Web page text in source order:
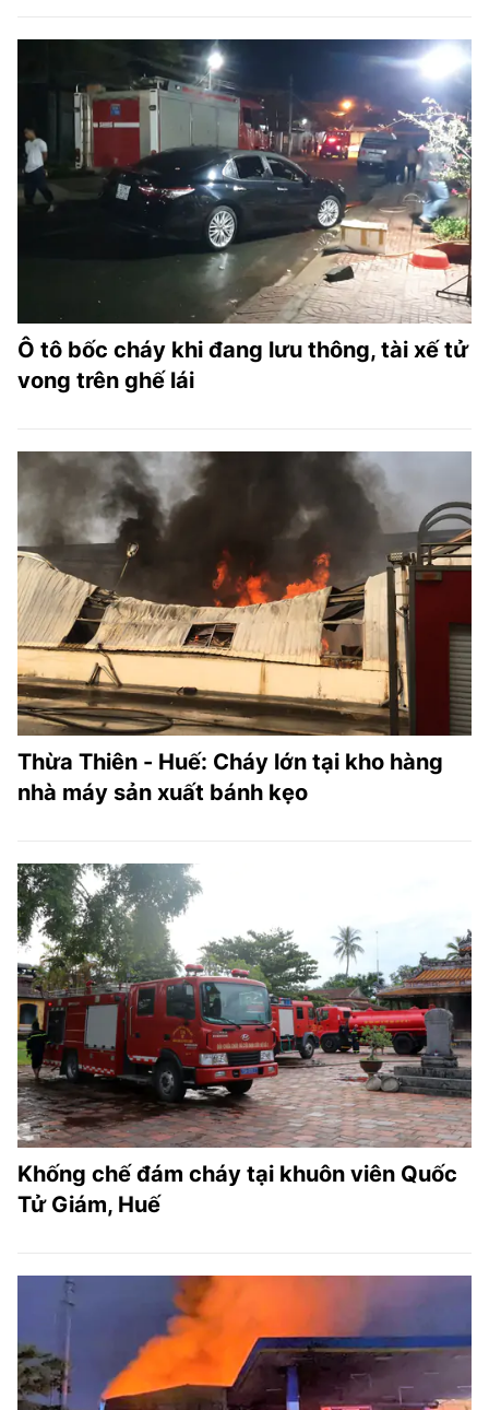
Ô tô bốc cháy khi đang lưu thông, tài xế tử
vong trên ghế lái
Thừa Thiên - Huế: Cháy lớn tại kho hàng
nhà máy sản xuất bánh kẹo
Khống chế đám cháy tại khuôn viên Quốc
Tử Giám, Huế